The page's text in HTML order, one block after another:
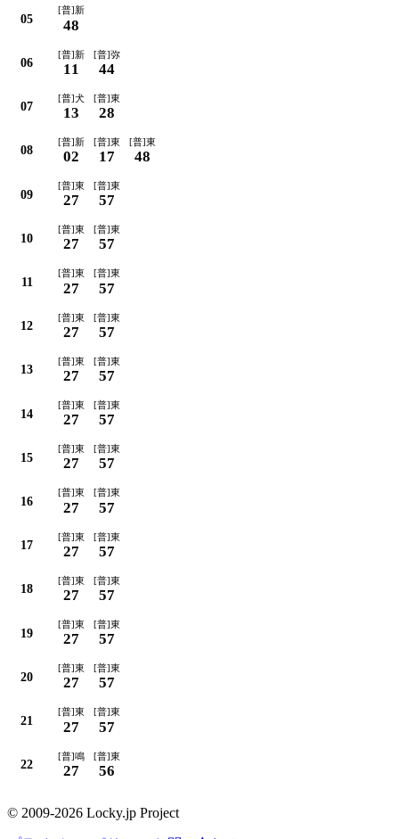
05
[普]新
48
06
[普]新
11
[普]弥
44
07
[普]犬
13
[普]東
28
08
[普]新
02
[普]東
17
[普]東
48
09
[普]東
27
[普]東
57
10
[普]東
27
[普]東
57
11
[普]東
27
[普]東
57
12
[普]東
27
[普]東
57
13
[普]東
27
[普]東
57
14
[普]東
27
[普]東
57
15
[普]東
27
[普]東
57
16
[普]東
27
[普]東
57
17
[普]東
27
[普]東
57
18
[普]東
27
[普]東
57
19
[普]東
27
[普]東
57
20
[普]東
27
[普]東
57
21
[普]東
27
[普]東
57
22
[普]鳴
27
[普]東
56
© 2009-2026 Locky.jp Project